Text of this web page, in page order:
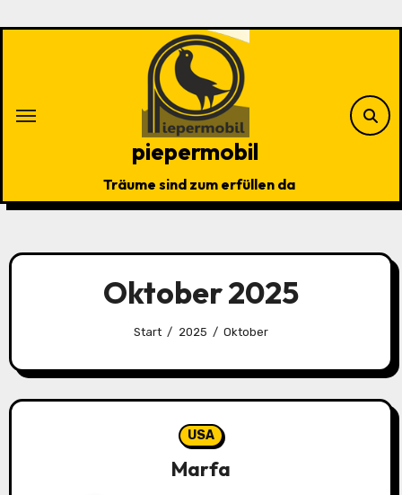
piepermobil
Träume sind zum erfüllen da
Oktober 2025
Start 2025 Oktober
USA
Marfa